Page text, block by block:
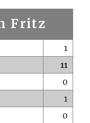
Fritz
1
11
0
1
0